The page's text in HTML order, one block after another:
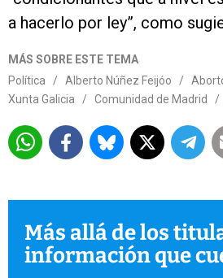
a hacerlo por ley”, como
MÁS SOBRE ESTE TEMA
Política
/ Alberto Núñez Feijóo /
Xunta Galicia
/ Comunidad de Madrid /
Más allá de los
información que